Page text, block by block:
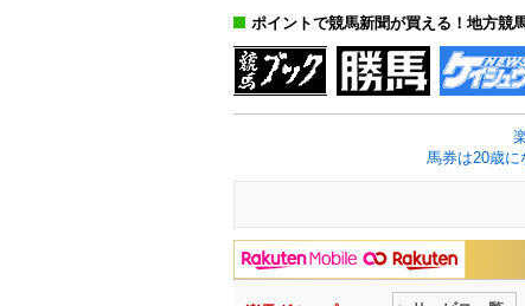
ポイントで競馬新聞が買える！地方競
馬券は20歳